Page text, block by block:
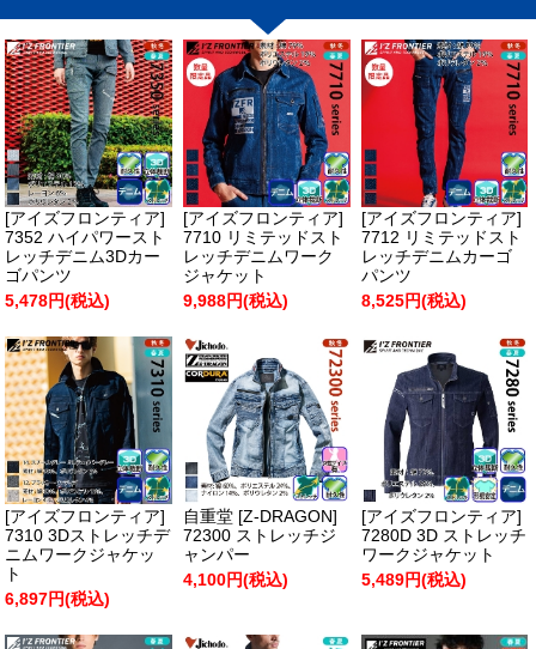
[アイズフロンティア]
7352 ハイパワースト
レッチデニム3Dカー
ゴパンツ
5,478円(税込)
[アイズフロンティア]
7710 リミテッドスト
レッチデニムワーク
ジャケット
9,988円(税込)
[アイズフロンティア]
7712 リミテッドスト
レッチデニムカーゴ
パンツ
8,525円(税込)
[アイズフロンティア]
7310 3Dストレッチデ
ニムワークジャケッ
ト
6,897円(税込)
自重堂 [Z-DRAGON]
72300 ストレッチジ
ャンパー
4,100円(税込)
[アイズフロンティア]
7280D 3D ストレッチ
ワークジャケット
5,489円(税込)